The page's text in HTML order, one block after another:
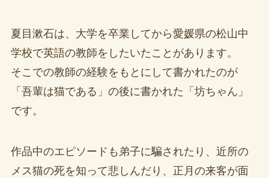
夏目漱石は、大学を卒業してから愛媛県の松山中
学校で英語の教師をしたいたことがあります。
そこでの教師の経験をもとにして書かれたのが
「吾輩は猫である」の後に書かれた「坊ちゃん」
です。
作品中のエピソードも弟子に騙されたり、近所の
メス猫の死を知って悲しんだり、正月の来客が面